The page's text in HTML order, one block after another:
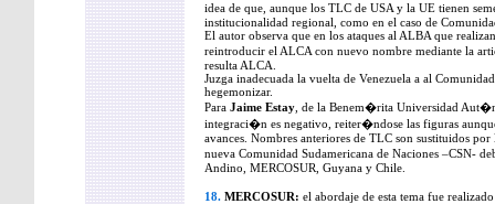
idea de que, aunque los TLC de USA y la UE tienen
institucionalidad regional, como en el caso de
El autor observa que en los ataques al ALBA que
reintroducir el ALCA con nuevo nombre mediante la
resulta ALCA.
Juzga inadecuada la vuelta de Venezuela a al
hegemonizar.
Para Jaime Estay , de la Benem�rita Universidad
integraci�n es negativo, reiter�ndose las figuras
avances. Nombres anteriores de TLC son sustituidos
nueva Comunidad Sudamericana de Naciones –CSN-
Andino, MERCOSUR, Guyana y Chile.
18. MERCOSUR: el abordaje de esta tema fue